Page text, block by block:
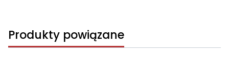
Produkty powiązane